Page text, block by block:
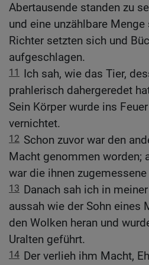
Abertausende standen zu
und eine unzählbare
Richter setzten sich und
aufgeschlagen.
11
Ich sah, wie das Tier,
prahlerisch dahergeredet
Sein Körper wurde ins
vernichtet.
12 Schon zuvor war den
Macht genommen worden;
war die ihnen
13 Danach sah ich in
aussah wie der Sohn eines
den Wolken heran und
Uralten geführt.
14 Der verlieh ihm Macht,